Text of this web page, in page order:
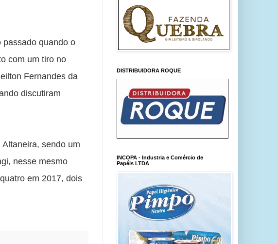
passado quando o
com um tiro no
Fernandes da
discutiram
sendo um
nesse mesmo
em 2017, dois
DISTRIBUIDORA ROQUE
INCOPA - Industria e Comércio de
Papéis LTDA